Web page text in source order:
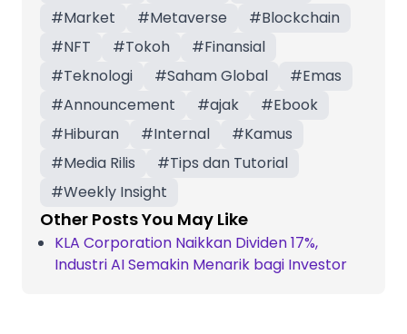
#Market #Metaverse #Blockchain
#NFT #Tokoh #Finansial
#Teknologi #Saham Global #Emas
#Announcement #ajak #Ebook
#Hiburan #Internal #Kamus
#Media Rilis #Tips dan Tutorial
#Weekly Insight
Other Posts You May Like
KLA Corporation Naikkan Dividen 17%,
Industri AI Semakin Menarik bagi Investor